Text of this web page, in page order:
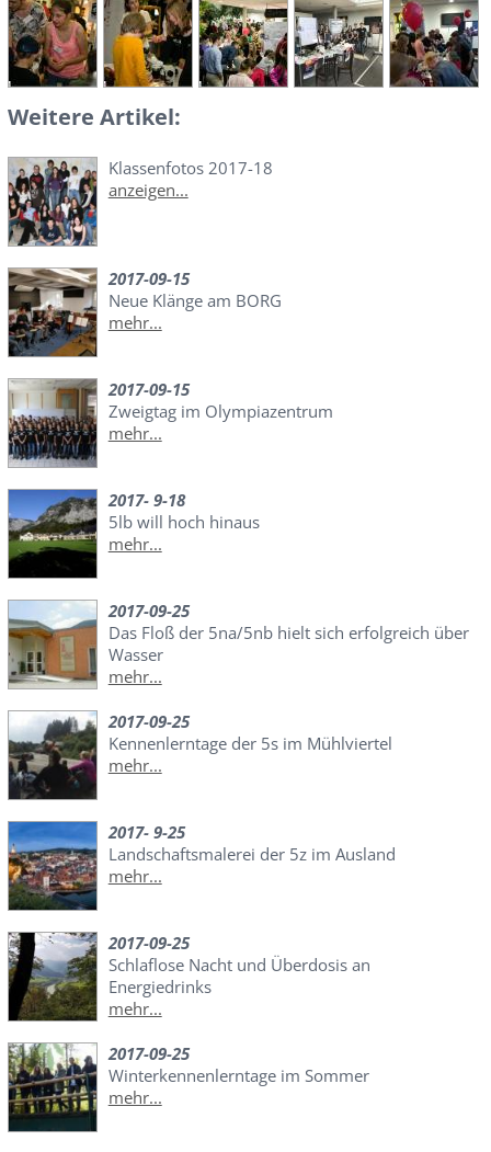
Weitere Artikel:
Klassenfotos 2017-18
anzeigen...
2017-09-15
Neue Klänge am BORG
mehr...
2017-09-15
Zweigtag im Olympiazentrum
mehr...
2017- 9-18
5lb will hoch hinaus
mehr...
2017-09-25
Das Floß der 5na/5nb hielt sich erfolgreich über
Wasser
mehr...
2017-09-25
Kennenlerntage der 5s im Mühlviertel
mehr...
2017- 9-25
Landschaftsmalerei der 5z im Ausland
mehr...
2017-09-25
Schlaflose Nacht und Überdosis an
Energiedrinks
mehr...
2017-09-25
Winterkennenlerntage im Sommer
mehr...